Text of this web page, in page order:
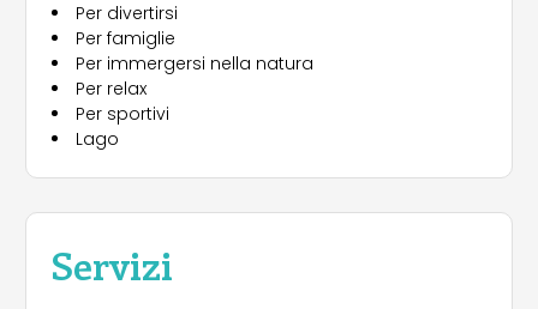
direttamente dal campeggio. Supermercato, bar
e gelateria, pool bar, ristorante, pizzeria, piatti d’
asporto, wi-fi (gratis). Si affittano appartamenti,
bungalow e case mobili; piazzole ampie e
ombreggiate. Servizi igienici con babyroom e
bagni privati, acqua calda e docce gratuite,
galleggiante per motoscafi e gommoni a motore
maneggio, sport nautici e innumerevoli luoghi da
Per divertirsi
Per famiglie
Per immergersi nella natura
Per relax
Per sportivi
Lago
Servizi